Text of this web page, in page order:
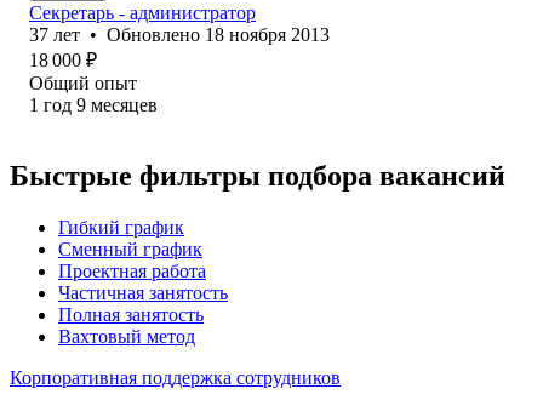
Секретарь - администратор
37 лет • Обновлено 18 ноября 2013
18 000 ₽
Общий опыт
1 год 9 месяцев
Быстрые фильтры подбора вакансий
Гибкий график
Сменный график
Проектная работа
Частичная занятость
Полная занятость
Вахтовый метод
Корпоративная поддержка сотрудников